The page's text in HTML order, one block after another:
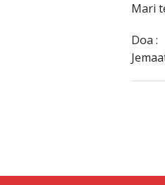
Mari
Doa :